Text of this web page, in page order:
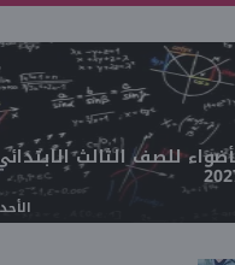
للصف الثالث
الأحد 02-08-2026 02:54 مـ